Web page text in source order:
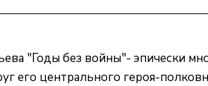
"Годы без войны"- эпически
его центрального героя-